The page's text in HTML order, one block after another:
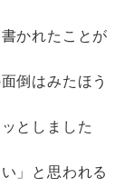
かれたことが
倒はみたほう
としました
」と思われる